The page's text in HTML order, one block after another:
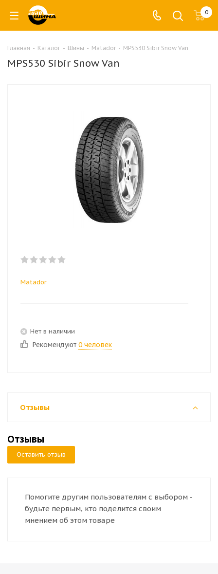
0
Главная - Каталог - Шины - Matador - MPS530 Sibir Snow Van
MPS530 Sibir Snow Van
Matador
Нет в наличии
Рекомендуют 0 человек
Отзывы
Отзывы
Оставить отзыв
Помогите другим пользователям с выбором -
будьте первым, кто поделится своим
мнением об этом товаре